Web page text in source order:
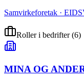
Samvirkeforetak ·
Roller i bedrifter(6)
MINA OG